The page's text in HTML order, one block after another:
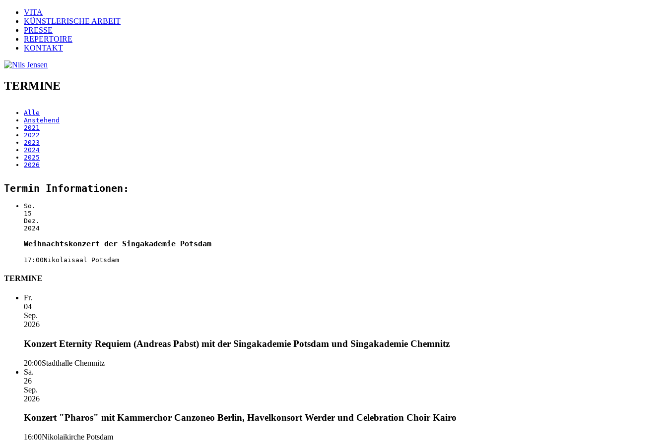
VITA
KÜNSTLERISCHE ARBEIT
PRESSE
REPERTOIRE
KONTAKT
TERMINE
Alle
Anstehend
2021
2022
2023
2024
2025
2026
Termin Informationen:
So.
15
Dez.
2024
Weihnachtskonzert der Singakademie Potsdam
17:00Nikolaisaal Potsdam
TERMINE
Fr.
04
Sep.
2026
Konzert Eternity Requiem (Andreas Pabst) mit der Singakademie Potsdam und Singakademie Chemnitz
20:00Stadthalle Chemnitz
Sa.
26
Sep.
2026
Konzert "Pharos" mit Kammerchor Canzoneo Berlin, Havelkonsort Werder und Celebration Choir Kairo
16:00Nikolaikirche Potsdam